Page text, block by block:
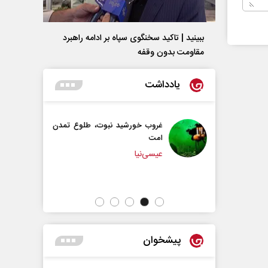
ببینید | تاکید سخنگوی سپاه بر ادامه راهبرد
مقاومت بدون وقفه
یادداشت
خورشید نبوت، طلوع تمدن
سازمان ملل بی‌بدیل نیست
پیشخوان